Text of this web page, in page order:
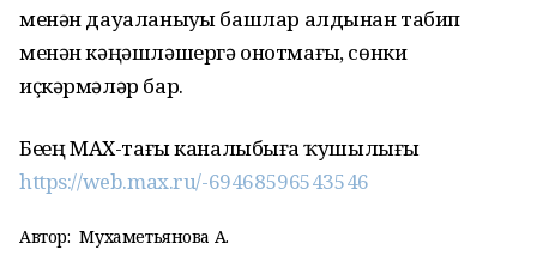
менән дауаланыуҙы башлар алдынан табип
менән кәңәшләшергә онотмағыҙ, сөнки
иҫкәрмәләр бар.
Беҙҙең МАХ-тағы каналыбыҙға ҡушылығыҙ
https://web.max.ru/-69468596543546
Автор: Мухаметьянова А.